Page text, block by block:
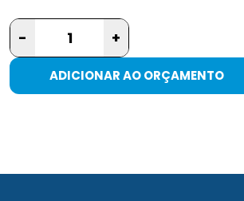
- +
ADICIONAR AO ORÇAMENTO